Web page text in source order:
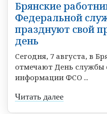
Брянские
Федеральной
празднуют свой
день
Сегодня, 7 августа, в
отмечают День службы
информации ФСО ...
Читать далее